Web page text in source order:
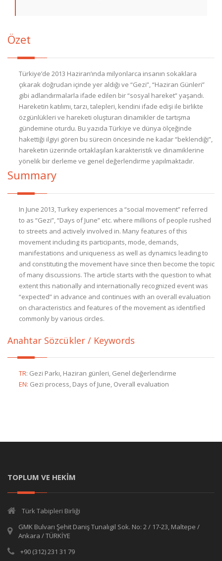
Özet
Türkiye’de 2013 Haziran’ında milyonlarca insanın sokaklara
çıkarak doğrudan içinde yer aldığı ve “Gezi”, “Haziran Günleri”
gibi adlandırmalarla ifade edilen bir “sosyal hareket” yaşandı.
Hareketin katılımı, tarzı, talepleri, kendini ifade edişi ile birlikte
özgünlükleri ve hareketi oluşturan dinamikler de tartışma
gündemine oturdu. Bu yazıda Türkiye ve dünya ölçeğinde
hakettiği ilgiyi gören bu sürecin öncesinde ne kadar “beklendiği”,
hareketin üzerinde ortaklaşılan karakteristik ve dinamiklerine
yönelik bir derleme ve genel değerlendirme yapılmaktadır.
Summary
In June 2013, Turkey experiences a “social movement” referred
to as “Gezi”, “Days of June” etc. where millions of people rushed
to streets and actively involved in. Many features of this
movement including its participants, mode, demands,
manifestations and uniqueness as well as dynamics leading to
and constituting the movement have since then become the topic
of many discussions. The article starts with the question to what
extent this nationally and internationally recognized event was
“expected” in advance and continues with an overall evaluation
on characteristics and features of the movement as identified
commonly by various circles.
Anahtar Sözcükler / Keywords
TR: Gezi Parkı, Haziran günleri, Genel değerlendirme
EN: Gezi process, Days of June, Overall evaluation
TOPLUM VE HEKİM
Türk Tabipleri Birliği
GMK Bulvarı Şehit Daniş Tunalıgil Sok. No: 2 / 17-23, Maltepe /
Ankara / TÜRKİYE
+90 (312) 231 31 79